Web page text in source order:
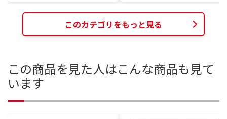
このカテゴリをもっと見る
この商品を見た人はこんな商品も見て
います